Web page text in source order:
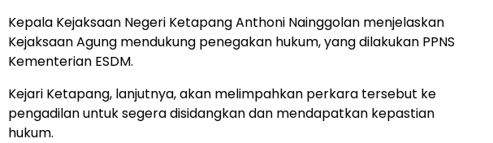
Kepala Kejaksaan Negeri Ketapang Anthoni Nainggolan menjelaskan
Kejaksaan Agung mendukung penegakan hukum, yang dilakukan PPNS
Kementerian ESDM.
Kejari Ketapang, lanjutnya, akan melimpahkan perkara tersebut ke
pengadilan untuk segera disidangkan dan mendapatkan kepastian
hukum.